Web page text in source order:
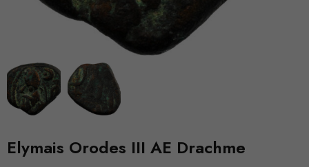
Elymais Orodes III AE Drachme